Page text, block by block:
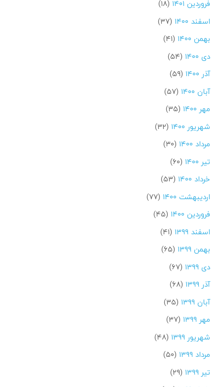
فروردین ۱۴۰۱
(۱۸)
اسفند ۱۴۰۰
(۳۷)
بهمن ۱۴۰۰
(۴۱)
دی ۱۴۰۰
(۵۴)
آذر ۱۴۰۰
(۵۹)
آبان ۱۴۰۰
(۵۷)
مهر ۱۴۰۰
(۳۵)
شهریور ۱۴۰۰
(۳۲)
مرداد ۱۴۰۰
(۳۰)
تیر ۱۴۰۰
(۶۰)
خرداد ۱۴۰۰
(۵۳)
اردیبهشت ۱۴۰۰
(۷۷)
فروردین ۱۴۰۰
(۴۵)
اسفند ۱۳۹۹
(۴۱)
بهمن ۱۳۹۹
(۶۵)
دی ۱۳۹۹
(۶۷)
آذر ۱۳۹۹
(۶۸)
آبان ۱۳۹۹
(۳۵)
مهر ۱۳۹۹
(۳۷)
شهریور ۱۳۹۹
(۴۸)
مرداد ۱۳۹۹
(۵۰)
تیر ۱۳۹۹
(۲۹)